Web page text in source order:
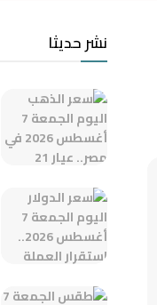
نشر حديثا